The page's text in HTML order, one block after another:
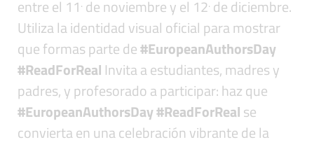
entre el 11 de noviembre y el 12 de diciembre.
Utiliza la identidad visual oficial para mostrar
que formas parte de#EuropeanAuthorsDay
#ReadForReal Invita a estudiantes, madres y
padres, y profesorado a participar: haz que
#EuropeanAuthorsDay #ReadForRealse
convierta en una celebración vibrante de la